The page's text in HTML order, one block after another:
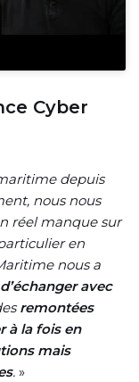
Cyber
depuis
nous nous
réel manque sur
en
nous a
d’échanger avec
remontées
à la fois en
mais
. »